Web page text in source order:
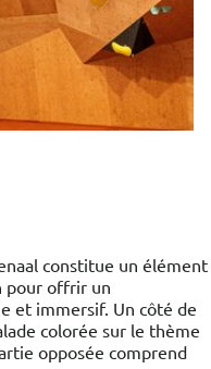
constitue un élément
pour offrir un
et immersif. Un côté de
colorée sur le thème
opposée comprend